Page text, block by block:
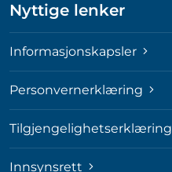
Nyttige lenker
Informasjonskapsler
Personvernerklæring
Tilgjengelighetserklæring
Innsynsrett